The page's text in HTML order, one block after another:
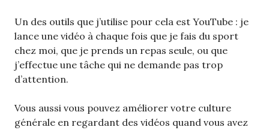
Un des outils que j’utilise pour cela est YouTube : je
lance une vidéo à chaque fois que je fais du sport
chez moi, que je prends un repas seule, ou que
j’effectue une tâche qui ne demande pas trop
d’attention.
Vous aussi vous pouvez améliorer votre culture
générale en regardant des vidéos quand vous avez